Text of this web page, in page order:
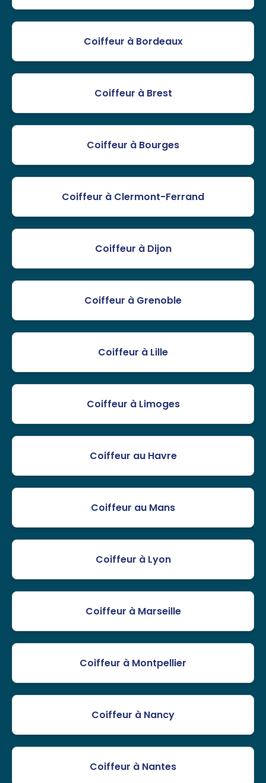
Coiffeur à Bordeaux
Coiffeur à Brest
Coiffeur à Bourges
Coiffeur à Clermont-Ferrand
Coiffeur à Dijon
Coiffeur à Grenoble
Coiffeur à Lille
Coiffeur à Limoges
Coiffeur au Havre
Coiffeur au Mans
Coiffeur à Lyon
Coiffeur à Marseille
Coiffeur à Montpellier
Coiffeur à Nancy
Coiffeur à Nantes